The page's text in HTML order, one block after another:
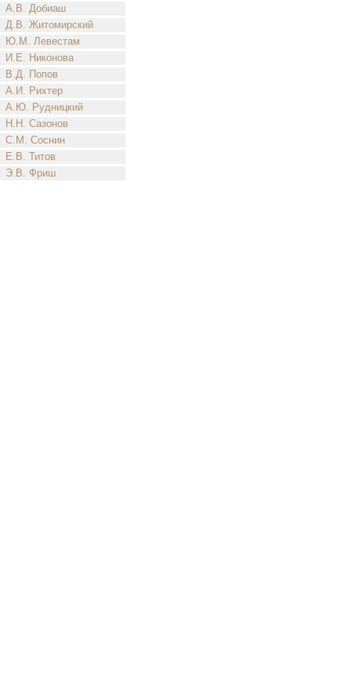
А.В. Добиаш
Д.В. Житомирский
Ю.М. Левестам
И.Е. Никонова
В.Д. Попов
А.И. Рихтер
А.Ю. Рудницкий
Н.Н. Сазонов
С.М. Соснин
Е.В. Титов
Э.В. Фриш